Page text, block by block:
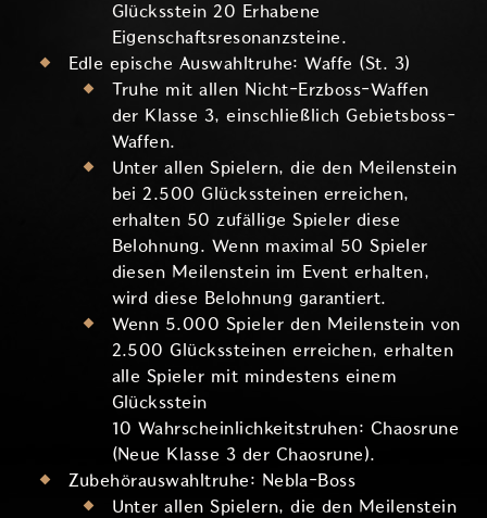
Glücksstein 20 Erhabene
Eigenschaftsresonanzsteine.
Edle epische Auswahltruhe: Waffe (St. 3)
Truhe mit allen Nicht-Erzboss-Waffen
der Klasse 3, einschließlich Gebietsboss-
Waffen.
Unter allen Spielern, die den Meilenstein
bei 2.500 Glückssteinen erreichen,
erhalten 50 zufällige Spieler diese
Belohnung. Wenn maximal 50 Spieler
diesen Meilenstein im Event erhalten,
wird diese Belohnung garantiert.
Wenn 5.000 Spieler den Meilenstein von
2.500 Glückssteinen erreichen, erhalten
alle Spieler mit mindestens einem
Glücksstein
10 Wahrscheinlichkeitstruhen: Chaosrune
(Neue Klasse 3 der Chaosrune).
Zubehörauswahltruhe: Nebla-Boss
Unter allen Spielern, die den Meilenstein